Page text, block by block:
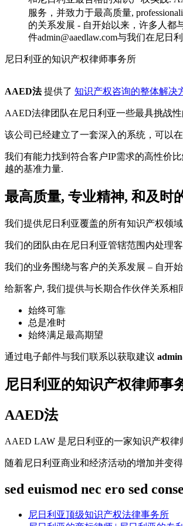
尼日利亚的知识产权律师事务所
AAED法提供了 知识产权咨询的整体解决
AAED法律团队在尼日利亚一些最具挑战
该公司已经建立了一套深入的系统，可以
我们有能力找到符合客户IP需求的高性价
越的基准力量.
最高质量, 专业精神, 和及时
我们提供尼日利亚覆盖的所有知识产权领
我们的团队由在尼日利亚管辖范围内处理
我们的业务围绕与客户的关系发展 – 自开
给新客户, 我们提供与长期合作伙伴关系相
始终可靠
总是准时
始终满足最高期望
通过电子邮件与我们联系以获取建议
尼日利亚的知识产权律师事
AAED法
AAED LAW 是尼日利亚的一家知识产权
随着尼日利亚商业和经济活动的增加并变
sed euismod nec ero sed
尼日利亚顶级知识产权法律事务所